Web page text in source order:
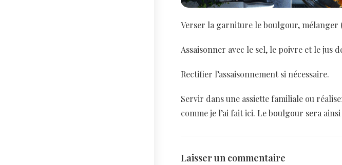
Verser la garniture le boulgour, mélanger
Assaisonner avec le sel, le poivre et le jus
Rectifier l’assaisonnement si nécessaire.
Servir dans une assiette familiale ou
comme je l’ai fait ici. Le boulgour sera
Laisser un commentaire